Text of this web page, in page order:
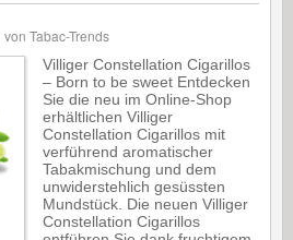
von Tabac-Trends
Villiger Constellation Cigarillos
– Born to be sweet Entdecken
Sie die neu im Online-Shop
erhältlichen Villiger
Constellation Cigarillos mit
verführend aromatischer
Tabakmischung und dem
unwiderstehlich gesüssten
Mundstück. Die neuen Villiger
Constellation Cigarillos